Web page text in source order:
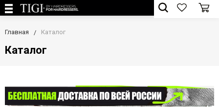
Главная Каталог
Каталог